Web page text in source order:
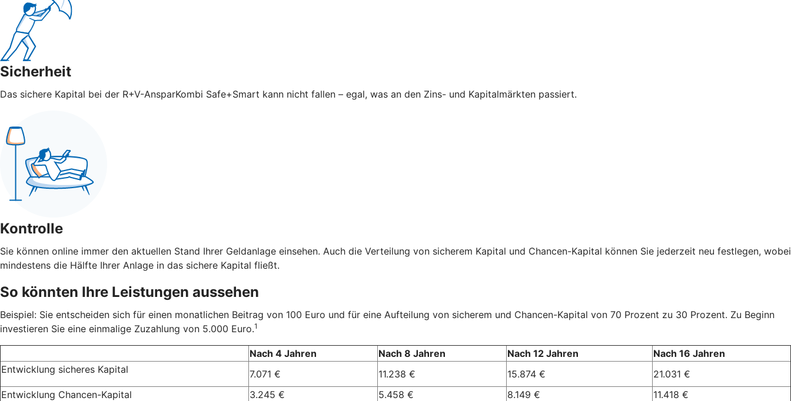
Sicherheit
Das sichere Kapital bei der R+V-AnsparKombi Safe+Smart kann nicht fallen – egal, was an den Zins- und Kapitalmärkten passiert.
Kontrolle
Sie können online immer den aktuellen Stand Ihrer Geldanlage einsehen. Auch die Verteilung von sicherem Kapital und Chancen-Kapital können Sie jederzeit neu festlegen, wobei
mindestens die Hälfte Ihrer Anlage in das sichere Kapital fließt.
So könnten Ihre Leistungen aussehen
Beispiel: Sie entscheiden sich für einen monatlichen Beitrag von 100 Euro und für eine Aufteilung von sicherem und Chancen-Kapital von 70 Prozent zu 30 Prozent. Zu Beginn
investieren Sie eine einmalige Zuzahlung von 5.000 Euro.1
Nach 4 Jahren Nach 8 Jahren Nach 12 Jahren
Nach 16 Jahren
Entwicklung sicheres Kapital
7.071 € 11.238 € 15.874 €
21.031 €
Entwicklung Chancen-Kapital
3.245 € 5.458 € 8.149 €
11.418 €